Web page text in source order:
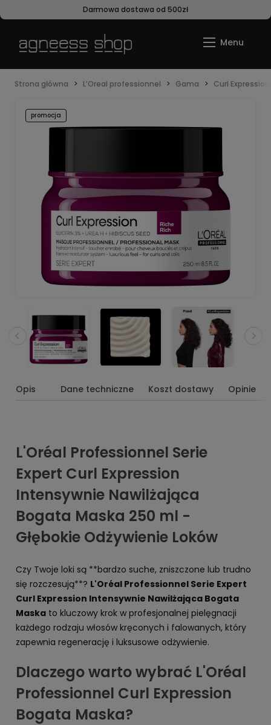
Darmowa dostawa od 500zł
Strona główna L’Oreal professionnel Gama Curl Expression
promocja
Opis Dane techniczne Koszt dostawy Opinie
L'Oréal Professionnel Serie
Expert Curl Expression
Intensywnie Nawilżająca
Bogata Maska 250 ml -
Głębokie Odżywienie Loków
Czy Twoje loki są **bardzo suche, zniszczone lub trudno
się rozczesują**? L'Oréal Professionnel Serie Expert
Curl Expression Intensywnie Nawilżająca Bogata
Maska to kluczowy krok w profesjonalnej pielęgnacji
każdego rodzaju włosów kręconych i falowanych, który
zapewnia regenerację i luksusowe odżywienie.
Dlaczego warto wybrać L'Oréal
Professionnel Curl Expression
Bogata Maska?